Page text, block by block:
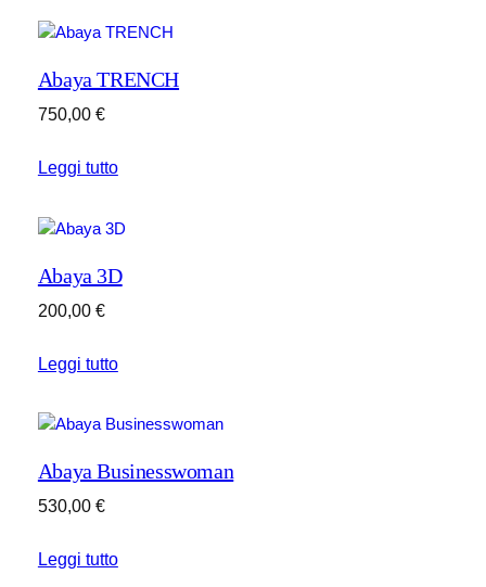
Abaya TRENCH
750,00 €
Leggi tutto
Abaya 3D
200,00 €
Leggi tutto
Abaya Businesswoman
530,00 €
Leggi tutto